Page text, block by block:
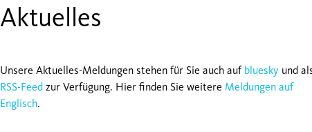
Aktuelles
Unsere Aktuelles-Meldungen stehen für Sie auch auf bluesky und
RSS-Feed zur Verfügung. Hier finden Sie weitere Meldungen auf
Englisch.